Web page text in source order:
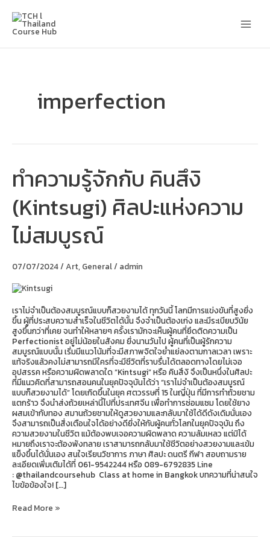
content
imperfection
ทำความรู้จักกับ คินสึงิ
(Kintsugi) ศิลปะแห่งความ
ไม่สมบูรณ์
07/07/2024/Art, General/ admin
เราไม่จำเป็นต้องสมบูรณ์แบบก็สวยงามได้ ทุกวันนี้ โลกมีการแข่งขันที่สูงยิ่ง
ขึ้น ผู้ที่ประสบความสำเร็จในชีวิตได้นั้น จึงจำเป็นต้องเก่ง และมีระเบียบวินัย
สูงขึ้นกว่าที่เคย จนทำให้หลายๆ ครั้งเรามักจะเห็นผู้คนที่ยึดติดความเป็น
Perfectionist อยู่ไม่น้อยในสังคม ยิ่งนานวันไป ผู้คนที่เป็นผู้รักความ
สมบูรณ์แบบนั้น เริ่มมีแนวโน้มที่จะมีสภาพจิตใจย่ำแย่ลงตามกาลเวลา เพราะ
แท้จริงแล้วคงไม่สามารถมีใครที่จะมีชีวิตที่ราบรื่นได้ตลอดทางโดยไม่เจอ
อุปสรรค หรือความผิดพลาดใด “Kintsugi” หรือ คินสึงิ จึงเป็นหนึ่งในศิลปะ
ที่มีแนวคิดที่สามารถสอนคนในยุคปัจจุบันได้ว่า “เราไม่จำเป็นต้องสมบูรณ์
แบบก็สวยงามได้” โดยเกิดขึ้นในยุค ศตวรรษที่ 15 ในญี่ปุ่น ที่มีการทำถ้วยชาม
แตกร้าว จึงนำส่งถ้วยเหล่านี้ไปที่ประเทศจีน เพื่อทำการซ่อมแซม โดยใช้ยาง
ผสมเข้ากับทอง สมานถ้วยชามให้ดูสวยงามและกลับมาใช้ได้ดีดังเดิมนั่นเอง
จึงสามารถเป็นสิ่งเตือนใจได้อย่างดียิ่งให้กับผู้คนทั่วโลกในยุคปัจจุบัน ถึง
ความสวยงามในชีวิต แม้ต้องพบเจอความผิดพลาด ความล้มเหลว แต่มิได้
หมายถึงเราจะต้องพังทลาย เราสามารถกลับมาใช้ชีวิตอย่างสวยงามและเข้ม
แข็งขึ้นได้นั่นเอง สนใจเรียนวิชาการ ภาษา ศิลปะ ดนตรี กีฬา สอบถามราย
ละเอียดเพิ่มเติมได้ที่ 061-9542244 หรือ 089-6792835 Line
: @thailandcoursehub Class at home in Bangkok บทความที่น่าสนใจ
ไขข้อข้องใจ! […]
ทำความ
รู้จัก
กับ
คิน
สึงิ
(Kintsugi)
ศิลปะ
แห่ง
ไม่
สมบูรณ์
Read More »